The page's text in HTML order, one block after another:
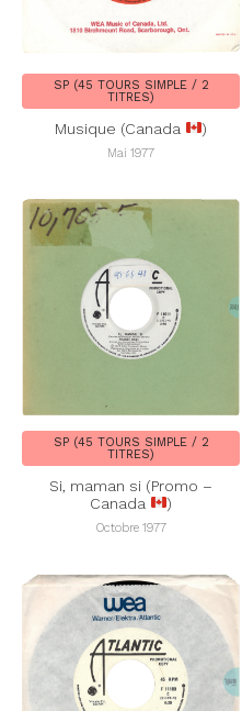
SP (45 TOURS SIMPLE / 2
TITRES)
Musique (Canada )
Mai 1977
SP (45 TOURS SIMPLE / 2
TITRES)
Si, maman si (Promo –
Canada
)
Octobre 1977